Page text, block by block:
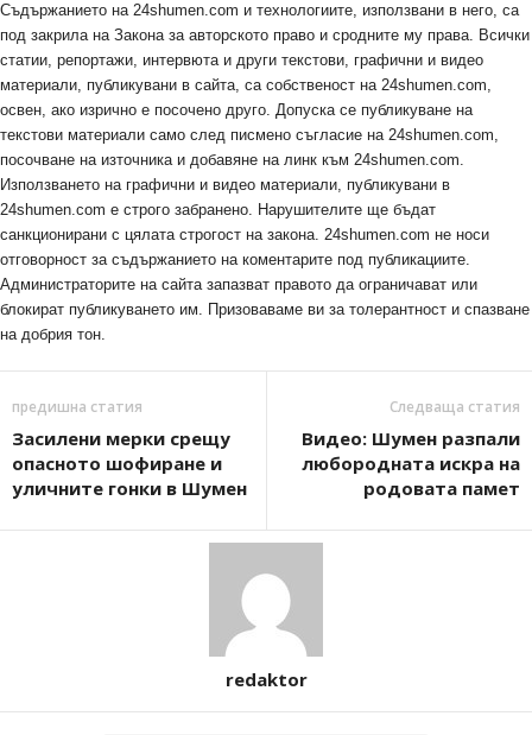
Съдържанието на 24shumen.com и технологиите, използвани в него, са
под закрила на Закона за авторското право и сродните му права. Всички
статии, репортажи, интервюта и други текстови, графични и видео
материали, публикувани в сайта, са собственост на 24shumen.com,
освен, ако изрично е посочено друго. Допуска се публикуване на
текстови материали само след писмено съгласие на 24shumen.com,
посочване на източника и добавяне на линк към 24shumen.com.
Използването на графични и видео материали, публикувани в
24shumen.com е строго забранено. Нарушителите ще бъдат
санкционирани с цялата строгост на закона. 24shumen.com не носи
отговорност за съдържанието на коментарите под публикациите.
Администраторите на сайта запазват правото да ограничават или
блокират публикуването им. Призоваваме ви за толерантност и спазване
на добрия тон.
предишна статия
Засилени мерки срещу
опасното шофиране и
уличните гонки в Шумен
Следваща статия
Видео: Шумен разпали
любородната искра на
родовата памет
redaktor